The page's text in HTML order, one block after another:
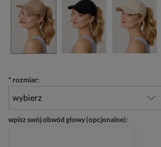
* rozmiar:
wpisz swój obwód głowy (opcjonalne):